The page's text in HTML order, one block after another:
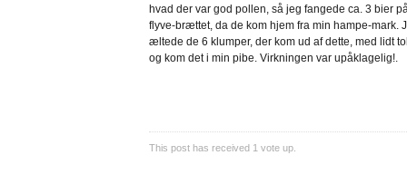
hvad der var god pollen, så jeg fangede ca. 3 bier
flyve-brættet, da de kom hjem fra min hampe-mark.
æltede de 6 klumper, der kom ud af dette, med lidt
og kom det i min pibe. Virkningen var upåklagelig!.
This post has received 1 vote up.